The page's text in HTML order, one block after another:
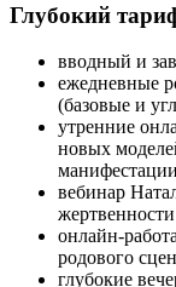
Глубокий
вводный и
ежедневные
(базовые и
утренние
новых
манифестации
вебинар
онлайн-
родового
глубокие